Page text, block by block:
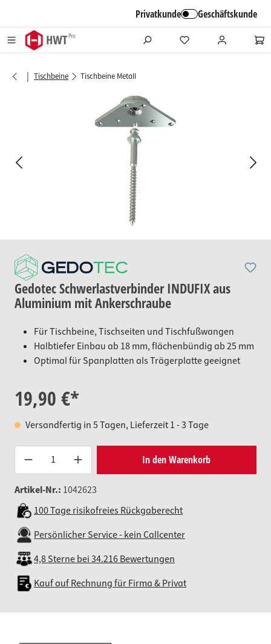
Privatkunde Geschäftskunde
| Tischbeine Tischbeine Metall
Gedotec Schwerlastverbinder INDUFIX aus
Aluminium mit Ankerschraube
Für Tischbeine, Tischseiten und Tischfußwangen
Halbtiefer Einbau ab 18 mm, flächenbündig ab 25 mm
Optimal für Spanplatten als Trägerplatte geeignet
19,90 €*
Versandfertig in 5 Tagen, Lieferzeit 1 - 3 Tage
Produkt Anzahl: Gib den
In den Warenkorb
Artikel-Nr.: 1042623
100 Tage risikofreies Rückgaberecht
Persönlicher Service - kein Callcenter
4,8 Sterne bei 34.216 Bewertungen
Kauf auf Rechnung für Firma & Privat